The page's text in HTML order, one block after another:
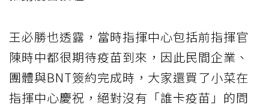
王必勝也透露，當時指揮中心包括前指揮官
陳時中都很期待疫苗到來，因此民間企業、
團體與BNT簽約完成時，大家還買了小菜在
指揮中心慶祝，絕對沒有「誰卡疫苗」的問